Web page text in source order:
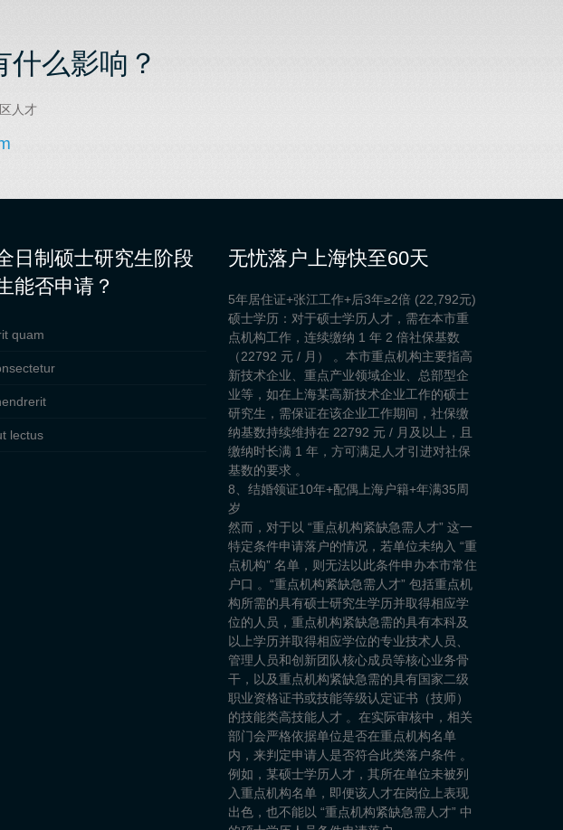
么影响？
人才
日制硕士研究生阶段
能否申请？
quam
lectus
无忧落户上海快至60天
5年居住证+张江工作+后3年≥2倍 (22,792元)
硕士学历：对于硕士学历人才，需在本市重
点机构工作，连续缴纳 1 年 2 倍社保基数
（22792 元 / 月） 。本市重点机构主要指高
新技术企业、重点产业领域企业、总部型企
业等，如在上海某高新技术企业工作的硕士
研究生，需保证在该企业工作期间，社保缴
纳基数持续维持在 22792 元 / 月及以上，且
缴纳时长满 1 年，方可满足人才引进对社保
基数的要求 。
8、结婚领证10年+配偶上海户籍+年满35周
岁
然而，对于以 “重点机构紧缺急需人才” 这一
特定条件申请落户的情况，若单位未纳入 “重
点机构” 名单，则无法以此条件申办本市常住
户口 。“重点机构紧缺急需人才” 包括重点机
构所需的具有硕士研究生学历并取得相应学
位的人员，重点机构紧缺急需的具有本科及
以上学历并取得相应学位的专业技术人员、
管理人员和创新团队核心成员等核心业务骨
干，以及重点机构紧缺急需的具有国家二级
职业资格证书或技能等级认定证书（技师）
的技能类高技能人才 。在实际审核中，相关
部门会严格依据单位是否在重点机构名单
内，来判定申请人是否符合此类落户条件 。
例如，某硕士学历人才，其所在单位未被列
入重点机构名单，即便该人才在岗位上表现
出色，也不能以 “重点机构紧缺急需人才” 中